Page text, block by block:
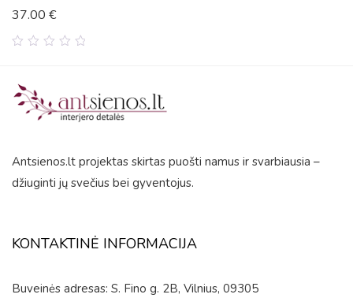
Antsienos.lt projektas skirtas puošti namus ir svarbiausia –
džiuginti jų svečius bei gyventojus.
KONTAKTINĖ INFORMACIJA
Buveinės adresas: S. Fino g. 2B, Vilnius, 09305